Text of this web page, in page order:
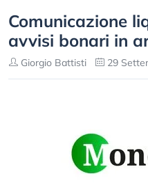
Comunicazione
avvisi bonari in
Giorgio Battisti 29